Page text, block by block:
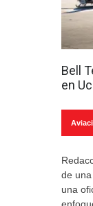
Bell
en
de una
una